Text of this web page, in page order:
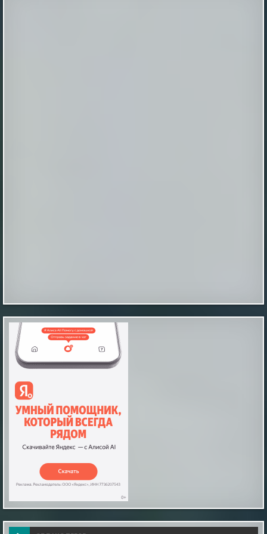
Таинственные отпечатки босых детских ног
В магазине бытовой техники, что в городе Мендоса,
Аргентина, на Испанской улице, происходят
«паранормальные события», как их обозвали
местные журналисты. Вот уже какое-то время по
магазина отпечатки босых человеческих ног, как
будто ступни были испачканы в черной грязи или
угольной пыли. По слова...
incogniterra.ru | 25th Jul 2026
Звёзды не решают: наука развенчала миф о
В современном обществе астрология занимает